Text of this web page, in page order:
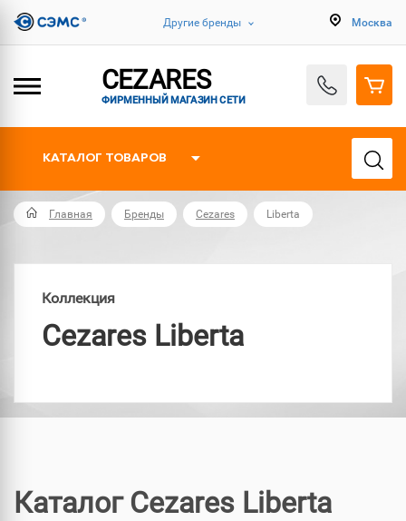
Другие бренды Москва
CEZARES
ФИРМЕННЫЙ МАГАЗИН СЕТИ
КАТАЛОГ ТОВАРОВ
Главная Бренды Cezares Liberta
Коллекция
Cezares Liberta
Каталог Cezares Liberta